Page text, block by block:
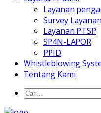
Layanan
Survey Layanan
Layanan PTSP
SP4N-LAPOR
PPID
Whistleblowing
Tentang Kami